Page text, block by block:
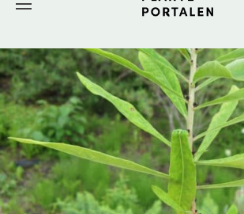
FORSIDEN
NYHETER
ARTIKLER
OM PLANTEPORTALEN